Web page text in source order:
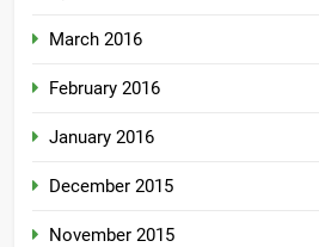
March 2016
February 2016
January 2016
December 2015
November 2015